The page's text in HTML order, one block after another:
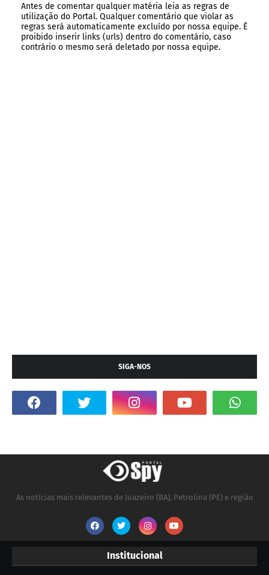
Antes de comentar qualquer matéria leia as regras de
utilização do Portal. Qualquer comentário que violar as
regras será automaticamente excluído por nossa equipe. É
proibido inserir links (urls) dentro do comentário, caso
contrário o mesmo será deletado por nossa equipe.
SIGA-NOS
As notícias mais relevantes de Juazeiro (BA), Petrolina (PE) e região
Institucional